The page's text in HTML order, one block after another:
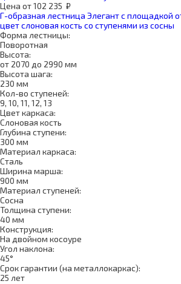
Цена от102 235 ₽
Г-образная лестница Элегант с площадкой
цвет слоновая кость со ступенями из сосны
Форма лестницы:
Поворотная
Высота:
от 2070 до 2990 мм
Высота шага:
230 мм
Кол-во ступеней:
9, 10, 11, 12, 13
Цвет каркаса:
Слоновая кость
Глубина ступени:
300 мм
Материал каркаса:
Сталь
Ширина марша:
900 мм
Материал ступеней:
Сосна
Толщина ступени:
40 мм
Конструкция:
На двойном косоуре
Угол наклона:
45°
Срок гарантии (на металлокаркас):
25 лет